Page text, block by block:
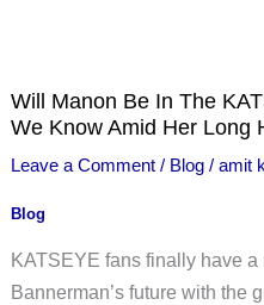
Will Manon Be In The
We Know Amid Her Long
Leave a Comment / Blog/ amit
Blog
KATSEYE fans finally have
Bannerman’s future with the